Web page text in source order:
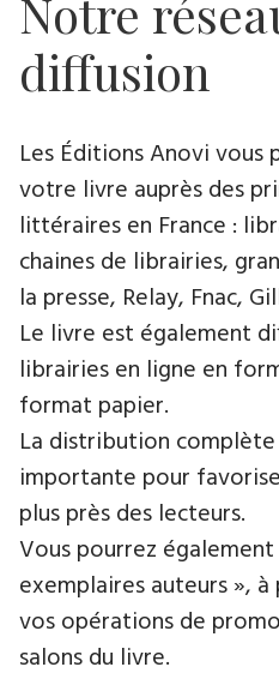
Notre
diffusion
Les Éditions Anovi
votre livre auprès des
littéraires en France :
chaines de librairies,
la presse, Relay, Fnac,
Le livre est également
librairies en ligne en
format papier.
La distribution
importante pour
plus près des lecteurs.
Vous pourrez
exemplaires auteurs »,
vos opérations de
salons du livre.